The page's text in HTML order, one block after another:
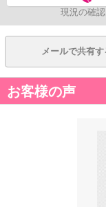
現況の確
メールで共有す
お客様の声